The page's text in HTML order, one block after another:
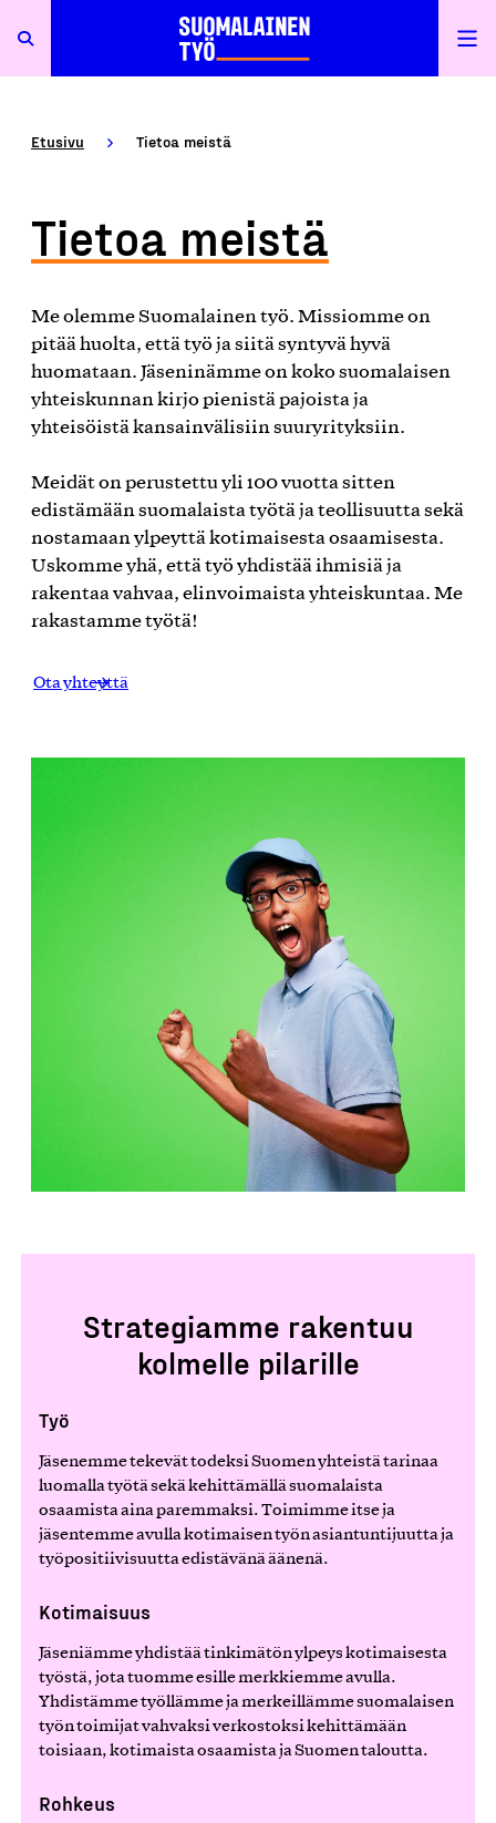
Etusivu Tietoa meistä
Tietoa meistä
Me olemme Suomalainen työ. Missiomme on
pitää huolta, että työ ja siitä syntyvä hyvä
huomataan. Jäseninämme on koko suomalaisen
yhteiskunnan kirjo pienistä pajoista ja
yhteisöistä kansainvälisiin suuryrityksiin.
Meidät on perustettu yli 100 vuotta sitten
edistämään suomalaista työtä ja teollisuutta sekä
nostamaan ylpeyttä kotimaisesta osaamisesta.
Uskomme yhä, että työ yhdistää ihmisiä ja
rakentaa vahvaa, elinvoimaista yhteiskuntaa. Me
rakastamme työtä!
Ota yhteyttä
Strategiamme rakentuu
kolmelle pilarille
Työ
Jäsenemme tekevät todeksi Suomen yhteistä tarinaa
luomalla työtä sekä kehittämällä suomalaista
osaamista aina paremmaksi. Toimimme itse ja
jäsentemme avulla kotimaisen työn asiantuntijuutta ja
työpositiivisuutta edistävänä äänenä.
Kotimaisuus
Jäseniämme yhdistää tinkimätön ylpeys kotimaisesta
työstä, jota tuomme esille merkkiemme avulla.
Yhdistämme työllämme ja merkeillämme suomalaisen
työn toimijat vahvaksi verkostoksi kehittämään
toisiaan, kotimaista osaamista ja Suomen taloutta.
Rohkeus